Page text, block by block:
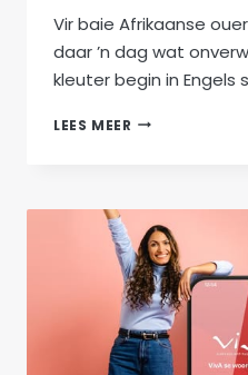
Vir baie Afrikaanse
daar ’n dag wat
kleuter begin in Engels
LEES MEER AFRIKAANS
PRAKTIESE
MANIERE
OM
JOU
KINDERS
SE
MOEDERTAAL
LEWENDIG